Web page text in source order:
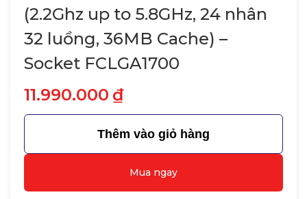
(2.2Ghz up to 5.8GHz, 24 nhân
32 luồng, 36MB Cache) –
Socket FCLGA1700
11.990.000 ₫
Thêm vào giỏ hàng
Mua ngay